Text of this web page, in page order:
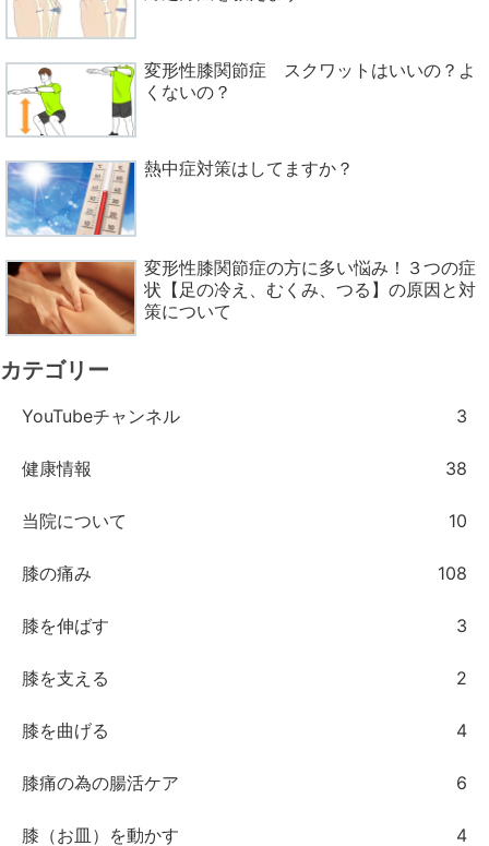
変形性膝関節症 スクワットはいいの？よ
くないの？
熱中症対策はしてますか？
変形性膝関節症の方に多い悩み！３つの症
状【足の冷え、むくみ、つる】の原因と対
策について
カテゴリー
YouTubeチャンネル 3
健康情報 38
当院について 10
膝の痛み 108
膝を伸ばす 3
膝を支える 2
膝を曲げる 4
膝痛の為の腸活ケア 6
膝（お皿）を動かす 4